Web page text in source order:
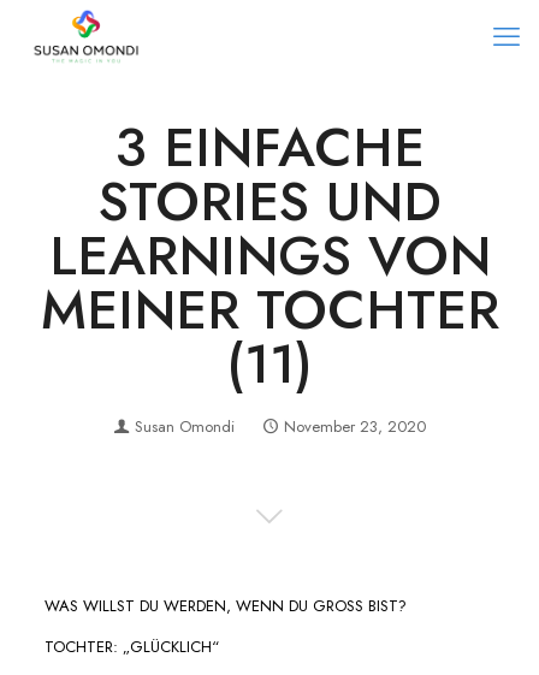
3 EINFACHE
STORIES UND
LEARNINGS VON
MEINER TOCHTER
(11)
Susan Omondi November 23, 2020
WAS WILLST DU WERDEN, WENN DU GROSS BIST?
TOCHTER: „GLÜCKLICH“